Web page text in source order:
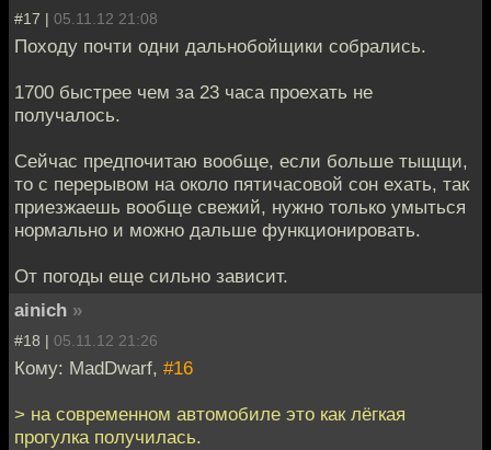
#17 | 05.11.12 21:08
Походу почти одни дальнобойщики собрались.
1700 быстрее чем за 23 часа проехать не
получалось.
Сейчас предпочитаю вообще, если больше тыщщи,
то с перерывом на около пятичасовой сон ехать, так
приезжаешь вообще свежий, нужно только умыться
нормально и можно дальше функционировать.
От погоды еще сильно зависит.
ainich »
#18 | 05.11.12 21:26
Кому: MadDwarf, #16
> на современном автомобиле это как лёгкая
прогулка получилась.